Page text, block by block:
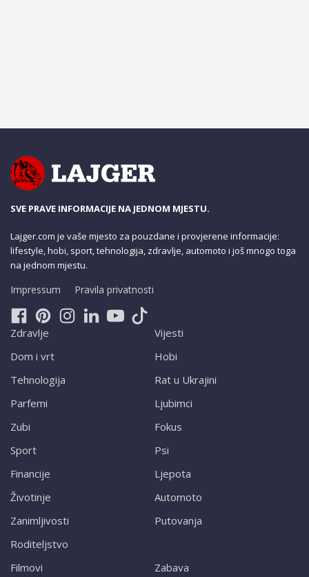
SVE PRAVE INFORMACIJE NA JEDNOM MJESTU.
Lajger.com je vaše mjesto za pouzdane i provjerene informacije:
lifestyle, hobi, sport, tehnologija, zdravlje, automoto i još mnogo toga
na jednom mjestu.
Impressum Pravila privatnosti
Zdravlje
Dom i vrt
Tehnologija
Parfemi
Zubi
Sport
Financije
Životinje
Zanimljivosti
Roditeljstvo
Vijesti
Hobi
Rat u Ukrajini
Ljubimci
Fokus
Psi
Ljepota
Automoto
Putovanja
Filmovi Zabava